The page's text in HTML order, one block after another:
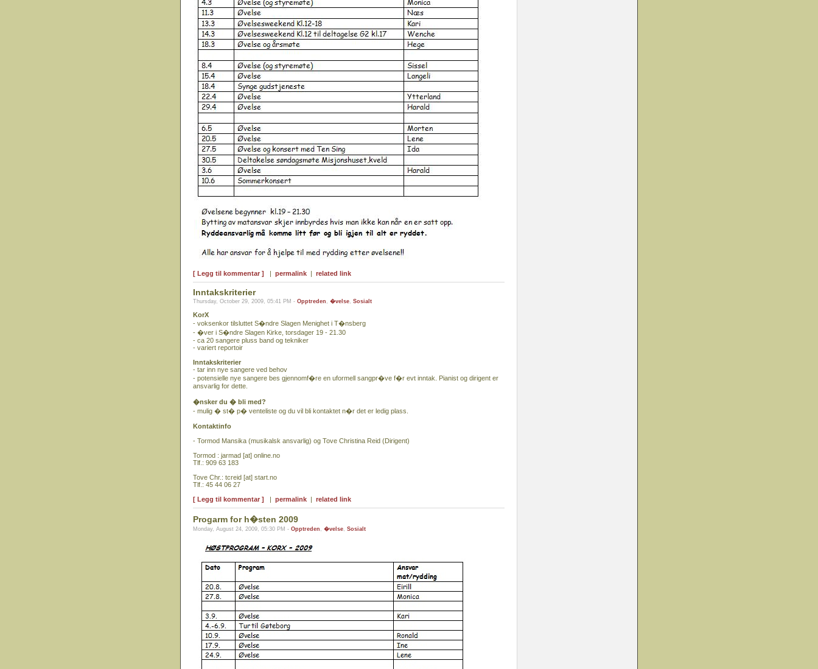
[ Legg til kommentar ] | permalink | related link
Inntakskriterier
Thursday, October 29, 2009, 05:41 PM - Opptreden , �velse, Sosialt
KorX
- voksenkor tilsluttet S�ndre Slagen Menighet i T�nsberg
- �ver i S�ndre Slagen Kirke, torsdager 19 - 21.30
- ca 20 sangere pluss band og tekniker
- variert reportoir
Inntakskriterier
- tar inn nye sangere ved behov
- potensielle nye sangere bes gjennomf�re en uformell sangpr�ve f�r evt inntak. Pianist og dirigent er
ansvarlig for dette.
�nsker du � bli med?
- mulig � st� p� venteliste og du vil bli kontaktet n�r det er ledig plass.
Kontaktinfo
- Tormod Mansika (musikalsk ansvarlig) og Tove Christina Reid (Dirigent)
Tormod : jarmad [at] online.no
Tlf.: 909 63 183
Tove Chr.: tcreid [at] start.no
Tlf.: 45 44 06 27
[ Legg til kommentar ] | permalink | related link
Progarm for h�sten 2009
Monday, August 24, 2009, 05:30 PM - Opptreden , �velse, Sosialt